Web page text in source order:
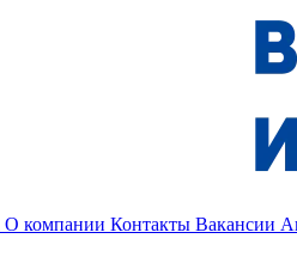
О компании Контакты Вакансии